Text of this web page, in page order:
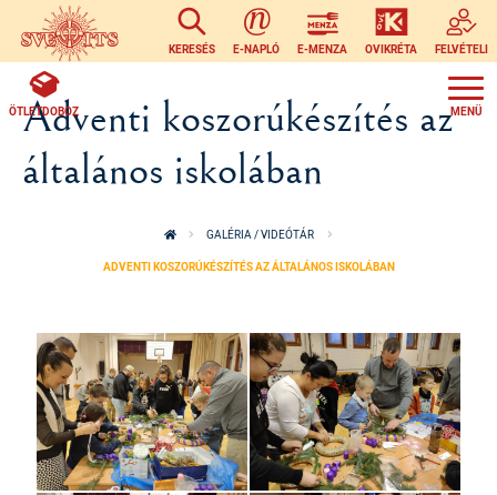
Ugrás a tartalomra
KERESÉS E-NAPLÓ E-MENZA OVIKRÉTA FELVÉTELI
ÖTLETDOBOZ
Adventi koszorúkészítés az
általános iskolában
GALÉRIA / VIDEÓTÁR
ADVENTI KOSZORÚKÉSZÍTÉS AZ ÁLTALÁNOS ISKOLÁBAN